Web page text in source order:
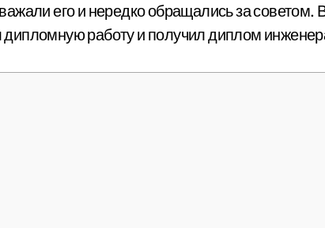
его и нередко обращались за советом. В
работу и получил диплом